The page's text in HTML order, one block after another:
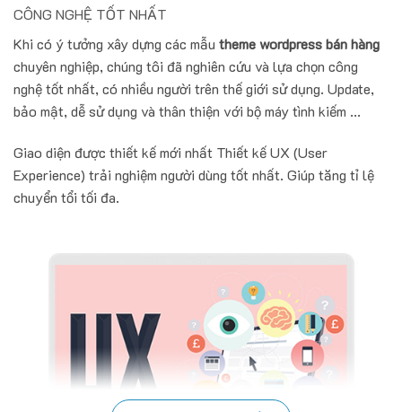
CÔNG NGHỆ TỐT NHẤT
Khi có ý tưởng xây dựng các mẫu theme wordpress bán hàng
chuyên nghiệp, chúng tôi đã nghiên cứu và lựa chọn công
nghệ tốt nhất, có nhiều người trên thế giới sử dụng. Update,
bảo mật, dễ sử dụng và thân thiện với bộ máy tình kiếm ...
Giao diện được thiết kế mới nhất Thiết kế UX (User
Experience) trải nghiệm người dùng tốt nhất. Giúp tăng tỉ lệ
chuyển tổi tối đa.